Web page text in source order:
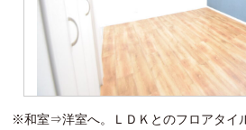
※和室⇒洋室へ。ＬＤＫとのフロアタイ